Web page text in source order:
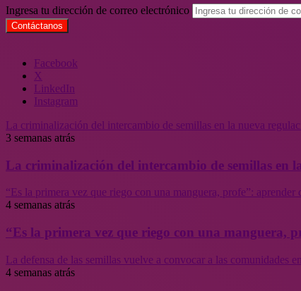
Ingresa tu dirección de correo electrónico
Facebook
X
LinkedIn
Instagram
La criminalización del intercambio de semillas en la nueva
3 semanas atrás
La criminalización del intercambio de semillas en
“Es la primera vez que riego con una manguera, profe”: aprender
4 semanas atrás
“Es la primera vez que riego con una manguera,
La defensa de las semillas vuelve a convocar a las comunidades
4 semanas atrás